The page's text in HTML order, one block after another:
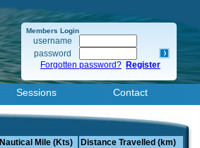
Members Login
username
password
Forgotten password? Register
Sessions Contact
Nautical Mile (Kts)
Distance Travelled (km)